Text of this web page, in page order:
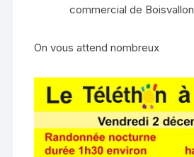
commercial de Boisvallon
On vous attend nombreux